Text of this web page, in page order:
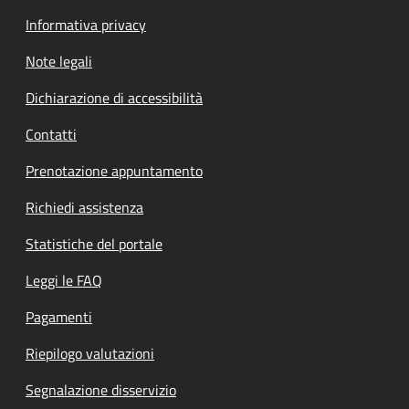
Informativa privacy
Note legali
Dichiarazione di accessibilità
Contatti
Prenotazione appuntamento
Richiedi assistenza
Statistiche del portale
Leggi le FAQ
Pagamenti
Riepilogo valutazioni
Segnalazione disservizio